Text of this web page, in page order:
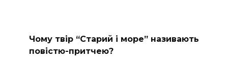
Чому твір “Старий і море” називають
повістю-притчею?